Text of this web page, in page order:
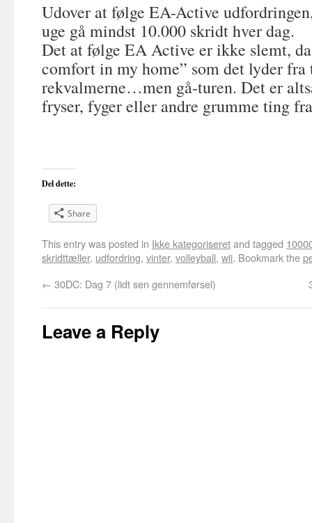
Udover at følge EA-Active
uge gå mindst 10.000 skridt hver dag.
Det at følge EA Active er ikke slemt,
comfort in my home” som det lyder fra
rekvalmerne…men gå-turen. Det er
fryser, fyger eller andre grumme ting
Del dette:
Share
This entry was posted in Ikke kategoriseretand tagged
skridttæller, udfordring, vinter, volleyball, wii. Bookmark the
← 30DC: Dag 7 (lidt sen gennemførsel)
Leave a Reply